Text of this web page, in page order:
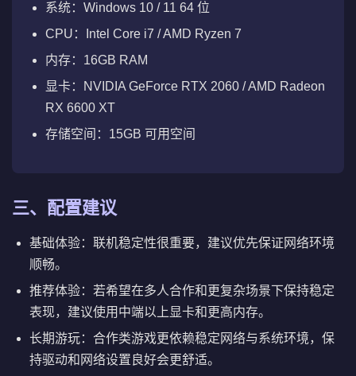
系统：Windows 10 / 11 64 位
CPU：Intel Core i7 / AMD Ryzen 7
内存：16GB RAM
显卡：NVIDIA GeForce RTX 2060 / AMD Radeon
RX 6600 XT
存储空间：15GB 可用空间
三、配置建议
基础体验：联机稳定性很重要，建议优先保证网络环境
顺畅。
推荐体验：若希望在多人合作和更复杂场景下保持稳定
表现，建议使用中端以上显卡和更高内存。
长期游玩：合作类游戏更依赖稳定网络与系统环境，保
持驱动和网络设置良好会更舒适。